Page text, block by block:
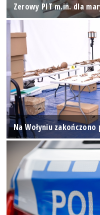
Zerowy PIT m.in. dla
Na Wołyniu zakończono